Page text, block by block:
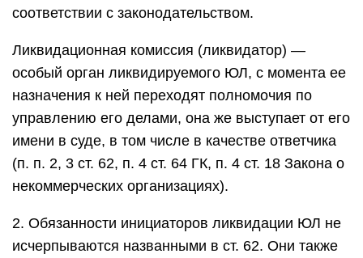
соответствии с законодательством.
Ликвидационная комиссия (ликвидатор) —
особый орган ликвидируемого ЮЛ, с момента ее
назначения к ней переходят полномочия по
управлению его делами, она же выступает от его
имени в суде, в том числе в качестве ответчика
(п. п. 2, 3 ст. 62, п. 4 ст. 64 ГК, п. 4 ст. 18 Закона о
некоммерческих организациях).
2. Обязанности инициаторов ликвидации ЮЛ не
исчерпываются названными в ст. 62. Они также